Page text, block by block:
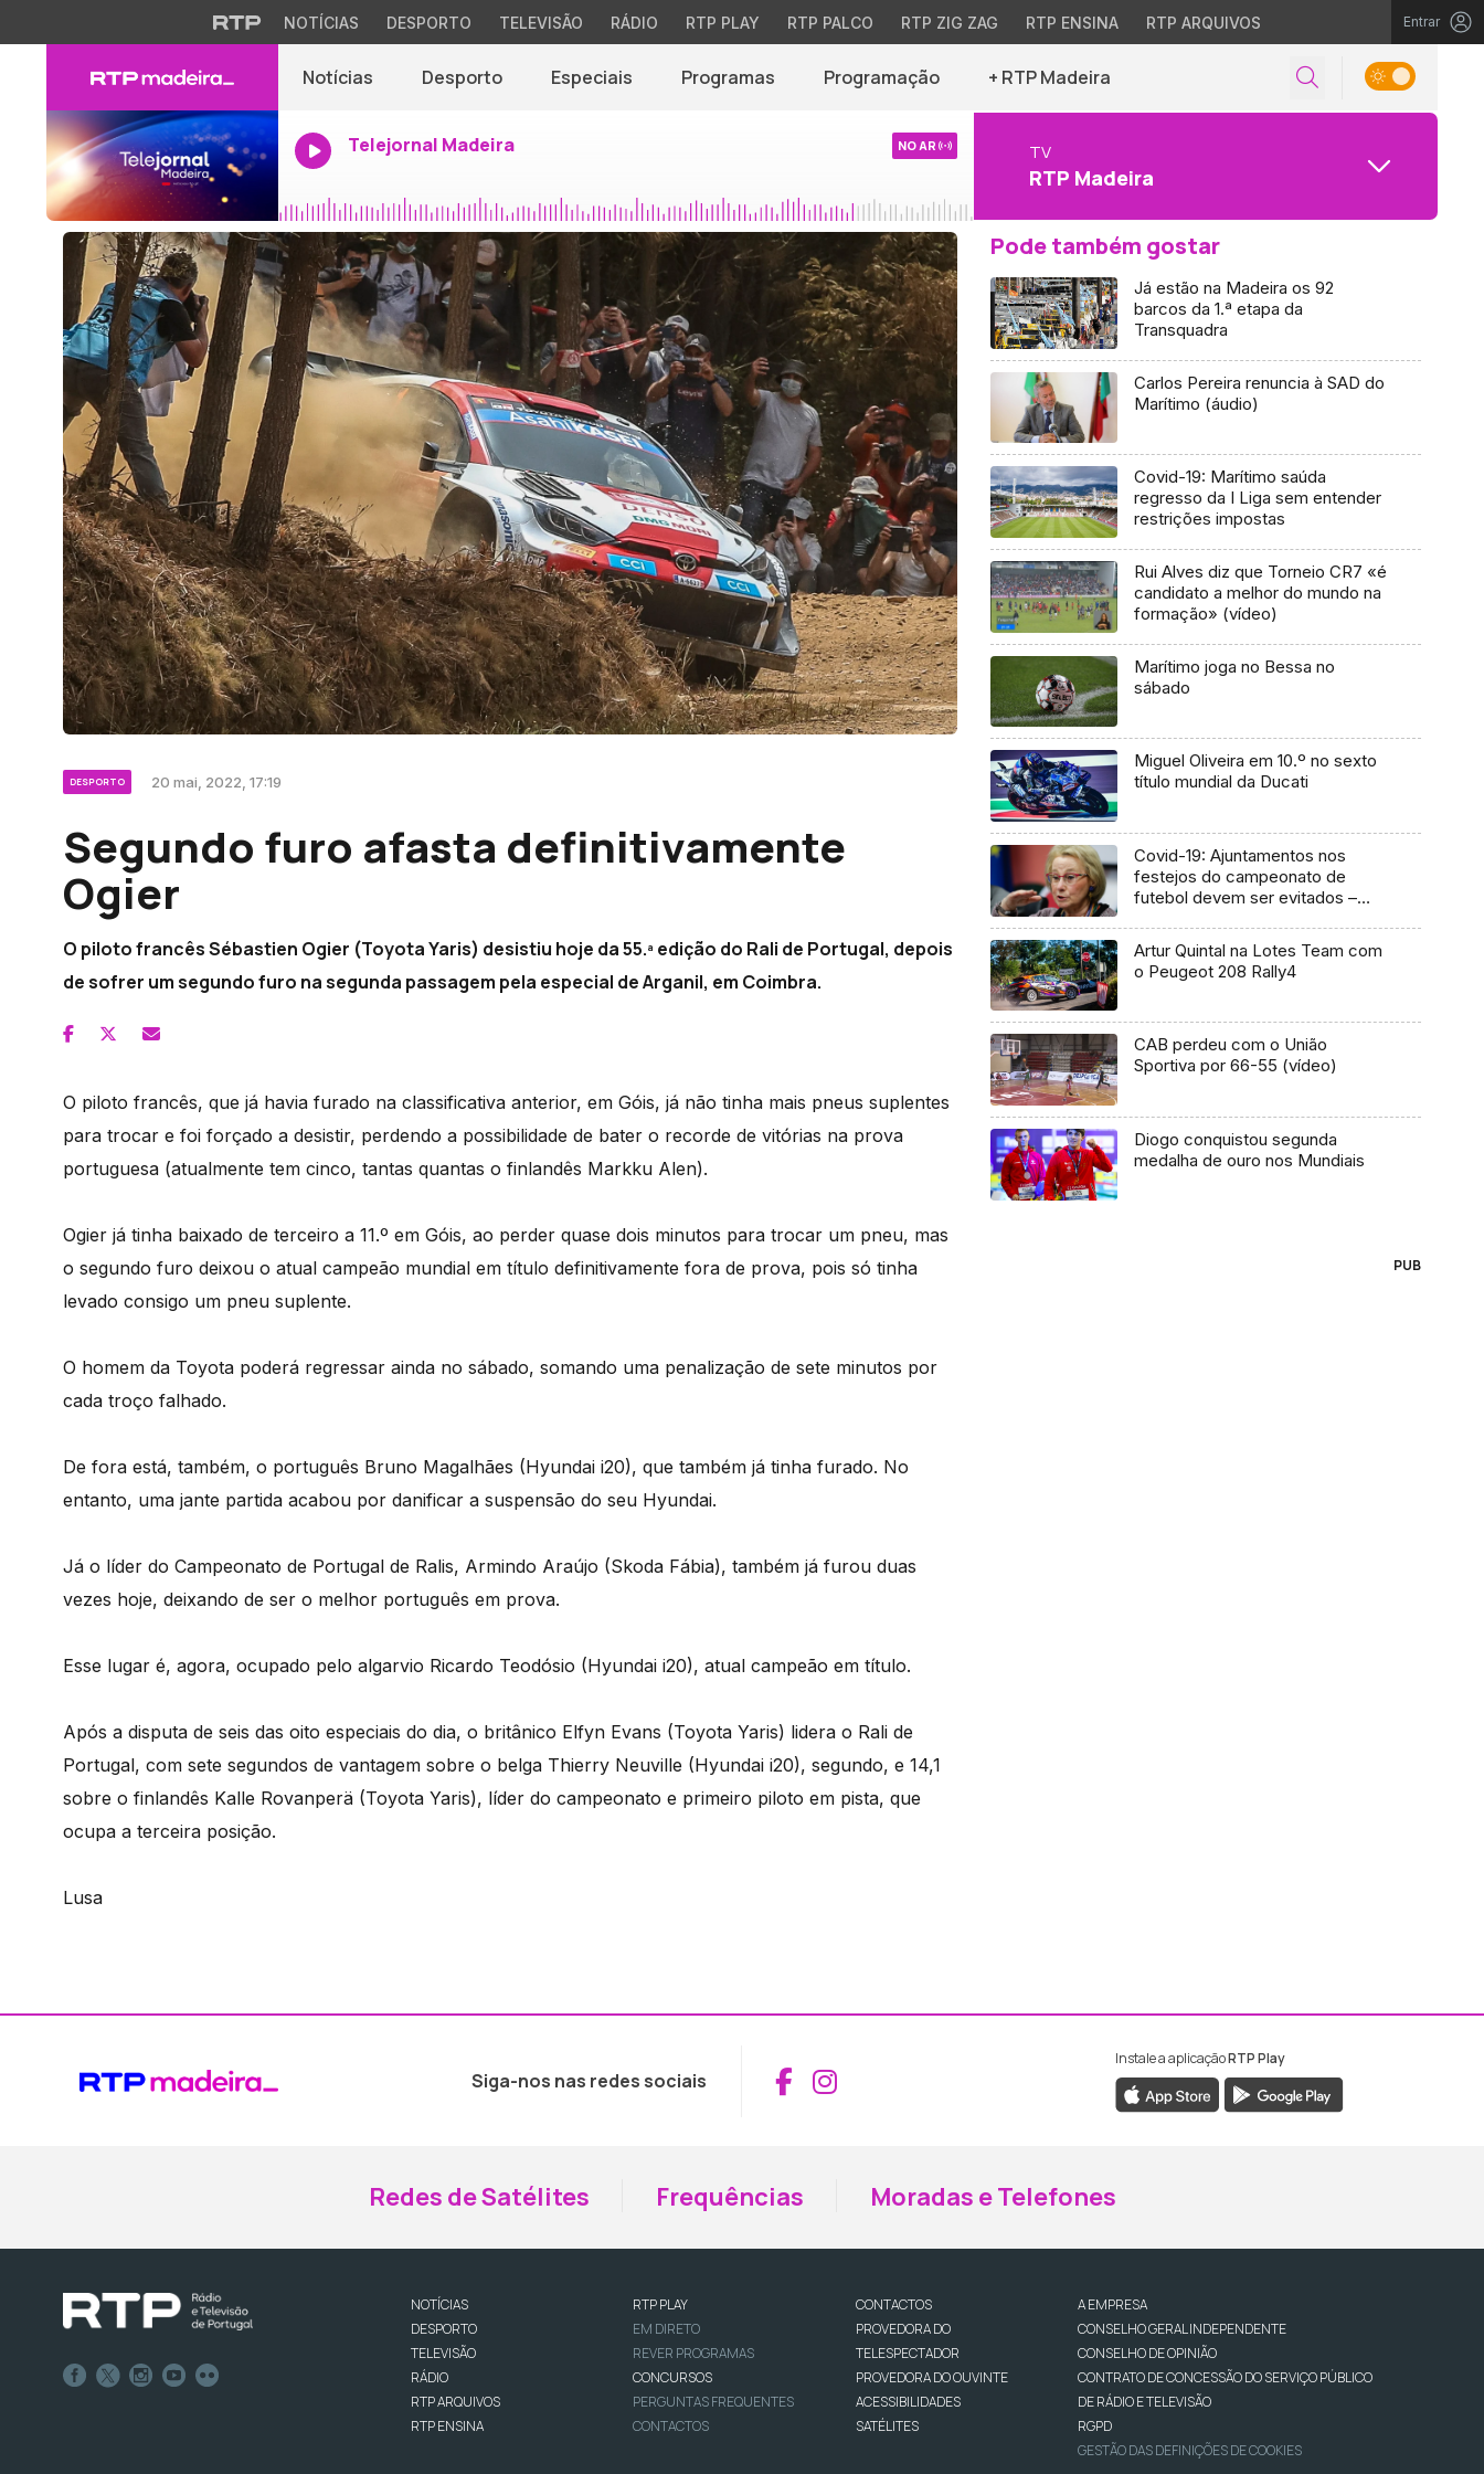
NOTÍCIAS DESPORTO TELEVISÃO RÁDIO RTP PLAY RTP PALCO RTP ZIG ZAG RTP ENSINA RTP ARQUIVOS Entrar
Notícias Desporto Especiais Programas Programação + RTP Madeira
Telejornal Madeira NO AR TV
RTP Madeira
DESPORTO 20 mai, 2022, 17:19
Segundo furo afasta definitivamente
Ogier
O piloto francês Sébastien Ogier (Toyota Yaris) desistiu hoje da 55.ª edição do Rali de Portugal, depois
de sofrer um segundo furo na segunda passagem pela especial de Arganil, em Coimbra.
O piloto francês, que já havia furado na classificativa anterior, em Góis, já não tinha mais pneus suplentes
para trocar e foi forçado a desistir, perdendo a possibilidade de bater o recorde de vitórias na prova
portuguesa (atualmente tem cinco, tantas quantas o finlandês Markku Alen).
Ogier já tinha baixado de terceiro a 11.º em Góis, ao perder quase dois minutos para trocar um pneu, mas
o segundo furo deixou o atual campeão mundial em título definitivamente fora de prova, pois só tinha
levado consigo um pneu suplente.
O homem da Toyota poderá regressar ainda no sábado, somando uma penalização de sete minutos por
cada troço falhado.
De fora está, também, o português Bruno Magalhães (Hyundai i20), que também já tinha furado. No
entanto, uma jante partida acabou por danificar a suspensão do seu Hyundai.
Já o líder do Campeonato de Portugal de Ralis, Armindo Araújo (Skoda Fábia), também já furou duas
vezes hoje, deixando de ser o melhor português em prova.
Esse lugar é, agora, ocupado pelo algarvio Ricardo Teodósio (Hyundai i20), atual campeão em título.
Após a disputa de seis das oito especiais do dia, o britânico Elfyn Evans (Toyota Yaris) lidera o Rali de
Portugal, com sete segundos de vantagem sobre o belga Thierry Neuville (Hyundai i20), segundo, e 14,1
sobre o finlandês Kalle Rovanperä (Toyota Yaris), líder do campeonato e primeiro piloto em pista, que
ocupa a terceira posição.
Lusa
Pode também gostar
Já estão na Madeira os 92
barcos da 1.ª etapa da
Transquadra
Carlos Pereira renuncia à SAD do
Marítimo (áudio)
Covid-19: Marítimo saúda
regresso da I Liga sem entender
restrições impostas
Rui Alves diz que Torneio CR7 «é
candidato a melhor do mundo na
formação» (vídeo)
Marítimo joga no Bessa no
sábado
Miguel Oliveira em 10.º no sexto
título mundial da Ducati
Covid-19: Ajuntamentos nos
festejos do campeonato de
futebol devem ser evitados –
Artur Quintal na Lotes Team com
o Peugeot 208 Rally4
CAB perdeu com o União
Sportiva por 66-55 (vídeo)
Diogo conquistou segunda
medalha de ouro nos Mundiais
PUB
Siga-nos nas redes sociais Aceder ao Facebook da RTP Madeira
Aceder ao Instagram da RTP Madeira
Instale a aplicaçãoRTP Play
Redes de Satélites Frequências Moradas e Telefones
NOTÍCIAS
DESPORTO
TELEVISÃO
RÁDIO
RTP ARQUIVOS
RTP ENSINA
RTP PLAY
EM DIRETO
REVER PROGRAMAS
CONCURSOS
PERGUNTAS FREQUENTES
CONTACTOS
CONTACTOS
PROVEDORA DO
TELESPECTADOR
PROVEDORA DO OUVINTE
ACESSIBILIDADES
SATÉLITES
A EMPRESA
CONSELHO GERAL INDEPENDENTE
CONSELHO DE OPINIÃO
CONTRATO DE CONCESSÃO DO SERVIÇO PÚBLICO
DE RÁDIO E TELEVISÃO
RGPD
GESTÃO DAS DEFINIÇÕES DE COOKIES